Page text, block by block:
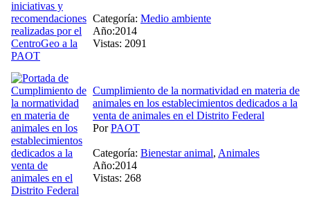
Categoría: Medio ambiente
Año:2014
Vistas: 2091
Cumplimiento de la normatividad en materia de
animales en los establecimientos dedicados a la
venta de animales en el Distrito Federal
PorPAOT
Categoría: Bienestar animal, Animales
Año:2014
Vistas: 268